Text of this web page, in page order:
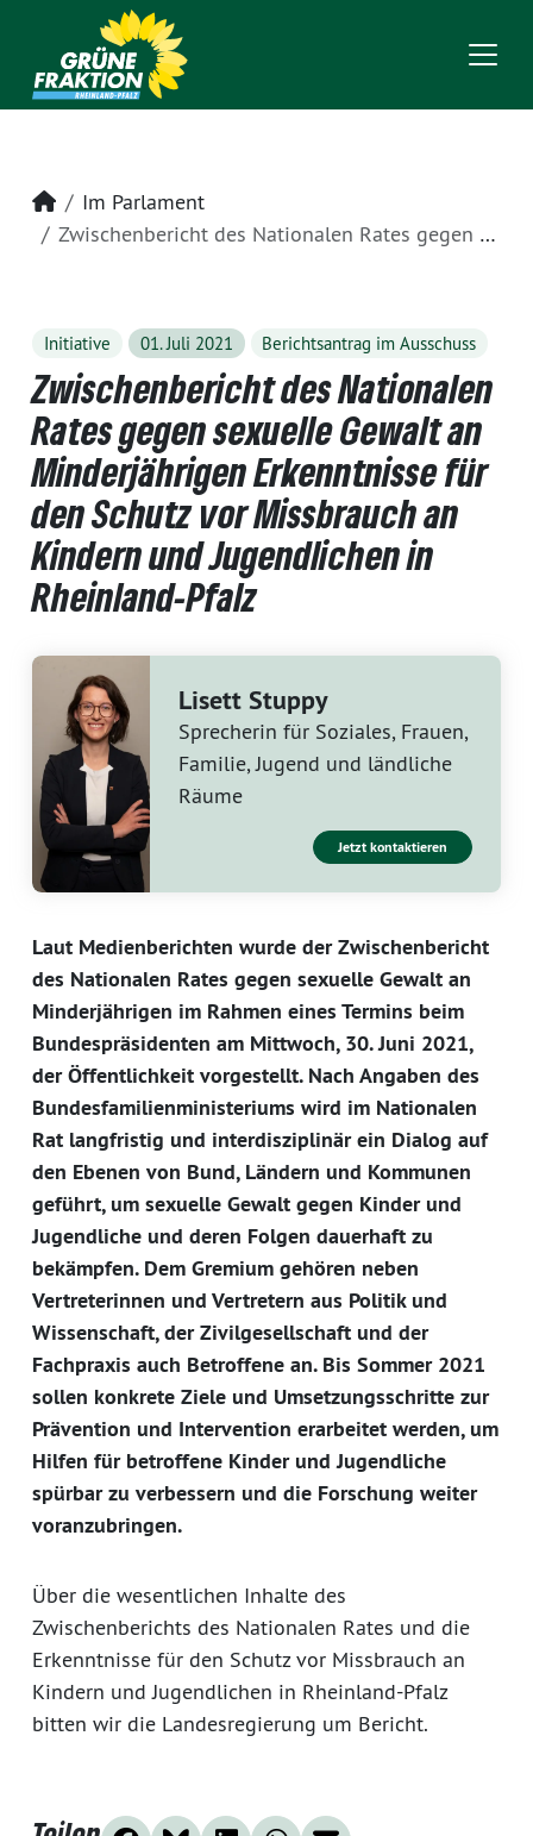
Startseite
Im Parlament
Zwischenbericht des Nationalen Rates gegen sexuelle Gewalt an Minderjährigen Erkenntnisse für den Schutz vor Missbrauch an Kindern und Jugendlichen in Rheinland-Pfalz
Initiative 01. Juli 2021 Berichtsantrag im Ausschuss
Zwischenbericht des Nationalen
Rates gegen sexuelle Gewalt an
Minderjährigen Erkenntnisse für
den Schutz vor Missbrauch an
Kindern und Jugendlichen in
Rheinland-Pfalz
Lisett Stuppy
Sprecherin für Soziales, Frauen,
Familie, Jugend und ländliche
Räume
Jetzt kontaktieren
Laut Medienberichten wurde der Zwischenbericht
des Nationalen Rates gegen sexuelle Gewalt an
Minderjährigen im Rahmen eines Termins beim
Bundespräsidenten am Mittwoch, 30. Juni 2021,
der Öffentlichkeit vorgestellt. Nach Angaben des
Bundesfamilienministeriums wird im Nationalen
Rat langfristig und interdisziplinär ein Dialog auf
den Ebenen von Bund, Ländern und Kommunen
geführt, um sexuelle Gewalt gegen Kinder und
Jugendliche und deren Folgen dauerhaft zu
bekämpfen. Dem Gremium gehören neben
Vertreterinnen und Vertretern aus Politik und
Wissenschaft, der Zivilgesellschaft und der
Fachpraxis auch Betroffene an. Bis Sommer 2021
sollen konkrete Ziele und Umsetzungsschritte zur
Prävention und Intervention erarbeitet werden, um
Hilfen für betroffene Kinder und Jugendliche
spürbar zu verbessern und die Forschung weiter
voranzubringen.
Über die wesentlichen Inhalte des
Zwischenberichts des Nationalen Rates und die
Erkenntnisse für den Schutz vor Missbrauch an
Kindern und Jugendlichen in Rheinland-Pfalz
bitten wir die Landesregierung um Bericht.